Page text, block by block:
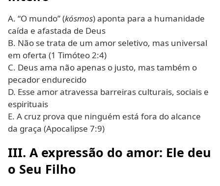
A. “O mundo” (kósmos) aponta para a humanidade
caída e afastada de Deus
B. Não se trata de um amor seletivo, mas universal
em oferta (1 Timóteo 2:4)
C. Deus ama não apenas o justo, mas também o
pecador endurecido
D. Esse amor atravessa barreiras culturais, sociais e
espirituais
E. A cruz prova que ninguém está fora do alcance
da graça (Apocalipse 7:9)
III. A expressão do amor: Ele deu
o Seu Filho